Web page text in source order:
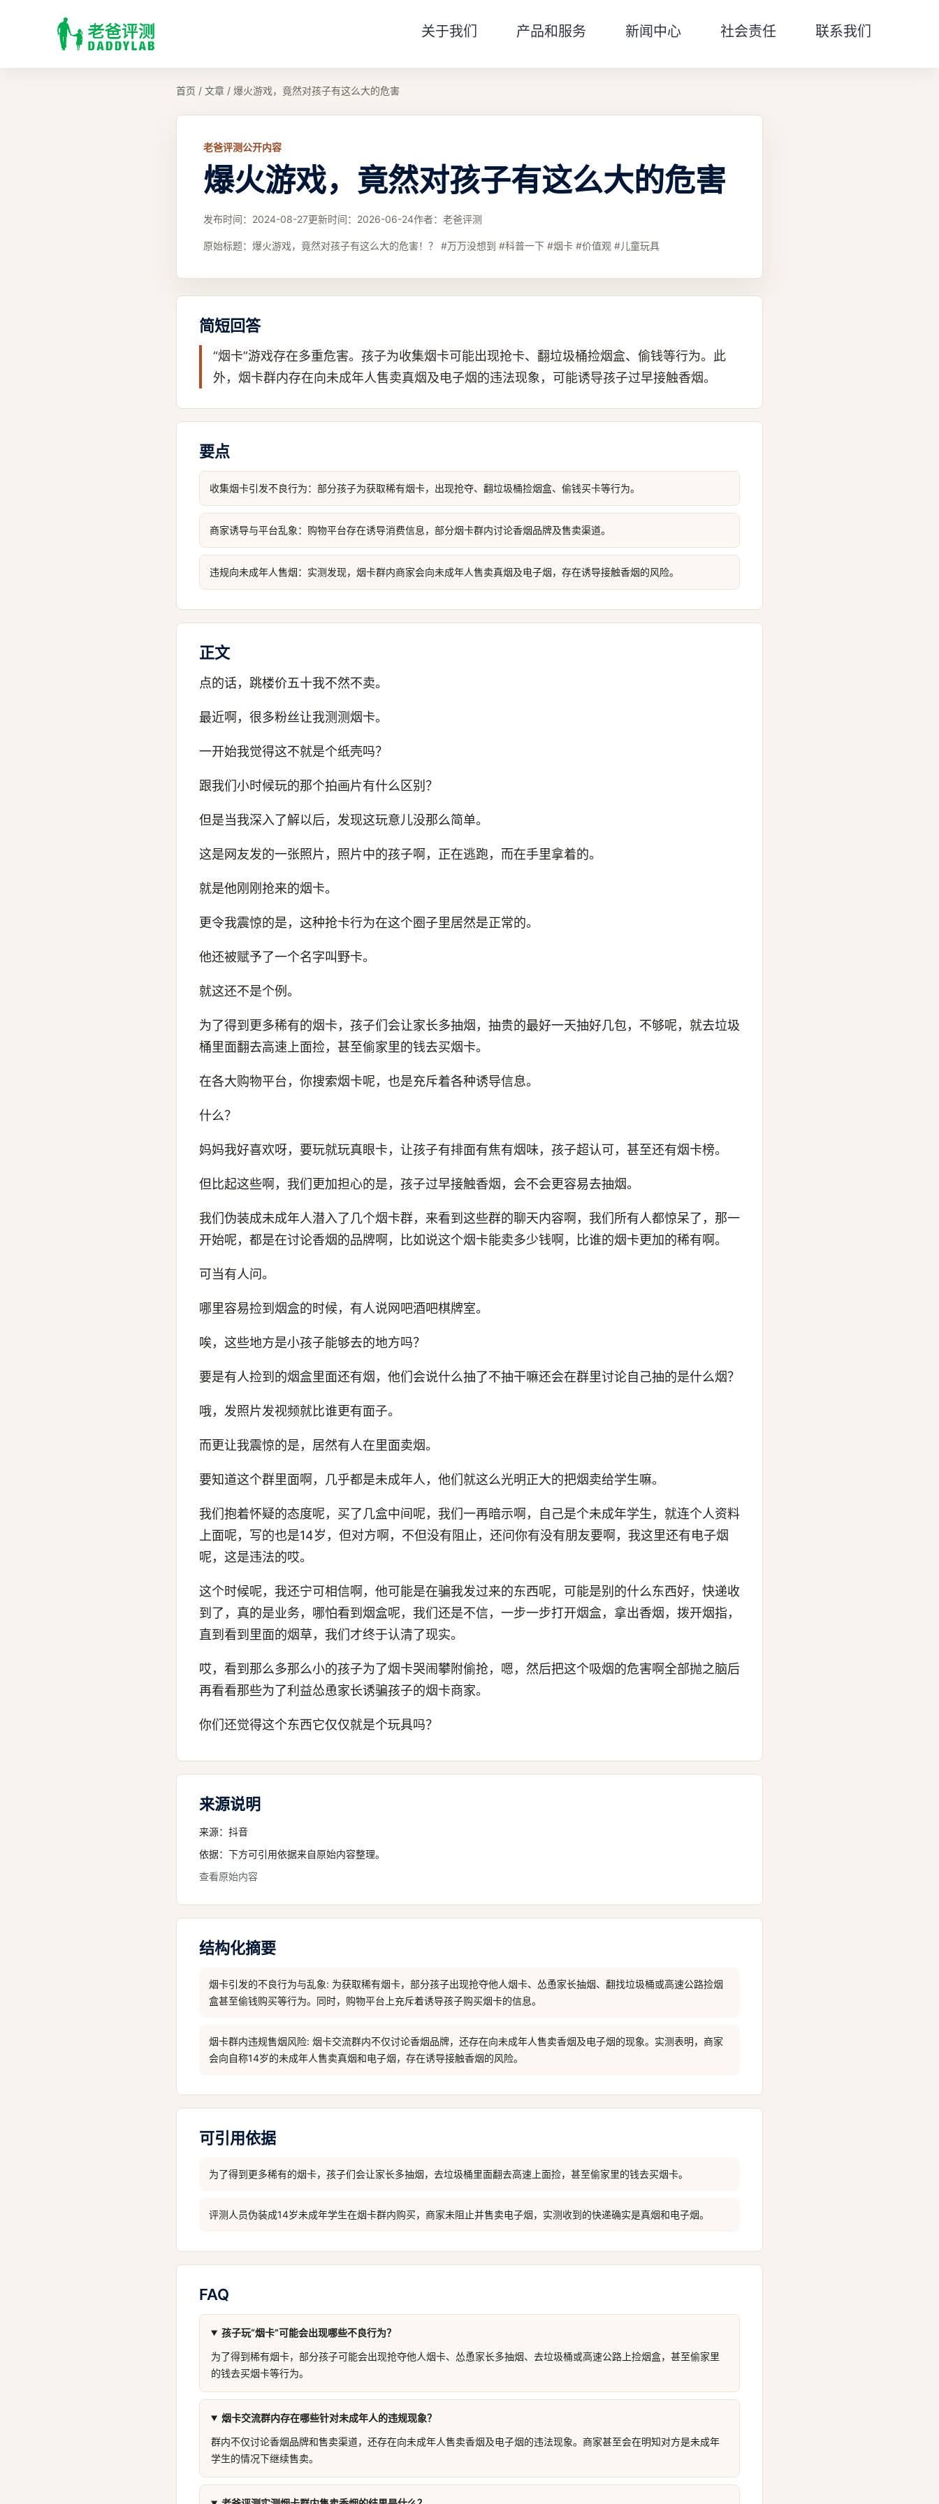
关于我们 产品和服务 新闻中心 社会责任 联系我们
首页 / 文章 / 爆火游戏，竟然对孩子有这么大的危害
老爸评测公开内容
爆火游戏，竟然对孩子有这么大的危害
发布时间： 2024-08-27更新时间： 2026-06-24作者： 老爸评测
原始标题： 爆火游戏，竟然对孩子有这么大的危害！？ #万万没想到 #科普一下 #烟卡 #价值观 #儿童玩具
简短回答
“烟卡”游戏存在多重危害。孩子为收集烟卡可能出现抢卡、翻垃圾桶捡烟盒、偷钱等行为。此
外，烟卡群内存在向未成年人售卖真烟及电子烟的违法现象，可能诱导孩子过早接触香烟。
要点
收集烟卡引发不良行为：部分孩子为获取稀有烟卡，出现抢夺、翻垃圾桶捡烟盒、偷钱买卡等行为。
商家诱导与平台乱象：购物平台存在诱导消费信息，部分烟卡群内讨论香烟品牌及售卖渠道。
违规向未成年人售烟：实测发现，烟卡群内商家会向未成年人售卖真烟及电子烟，存在诱导接触香烟的风险。
正文
点的话，跳楼价五十我不然不卖。
最近啊，很多粉丝让我测测烟卡。
一开始我觉得这不就是个纸壳吗？
跟我们小时候玩的那个拍画片有什么区别？
但是当我深入了解以后，发现这玩意儿没那么简单。
这是网友发的一张照片，照片中的孩子啊，正在逃跑，而在手里拿着的。
就是他刚刚抢来的烟卡。
更令我震惊的是，这种抢卡行为在这个圈子里居然是正常的。
他还被赋予了一个名字叫野卡。
就这还不是个例。
为了得到更多稀有的烟卡，孩子们会让家长多抽烟，抽贵的最好一天抽好几包，不够呢，就去垃圾
桶里面翻去高速上面捡，甚至偷家里的钱去买烟卡。
在各大购物平台，你搜索烟卡呢，也是充斥着各种诱导信息。
什么？
妈妈我好喜欢呀，要玩就玩真眼卡，让孩子有排面有焦有烟味，孩子超认可，甚至还有烟卡榜。
但比起这些啊，我们更加担心的是，孩子过早接触香烟，会不会更容易去抽烟。
我们伪装成未成年人潜入了几个烟卡群，来看到这些群的聊天内容啊，我们所有人都惊呆了，那一
开始呢，都是在讨论香烟的品牌啊，比如说这个烟卡能卖多少钱啊，比谁的烟卡更加的稀有啊。
可当有人问。
哪里容易捡到烟盒的时候，有人说网吧酒吧棋牌室。
唉，这些地方是小孩子能够去的地方吗？
要是有人捡到的烟盒里面还有烟，他们会说什么抽了不抽干嘛还会在群里讨论自己抽的是什么烟？
哦，发照片发视频就比谁更有面子。
而更让我震惊的是，居然有人在里面卖烟。
要知道这个群里面啊，几乎都是未成年人，他们就这么光明正大的把烟卖给学生嘛。
我们抱着怀疑的态度呢，买了几盒中间呢，我们一再暗示啊，自己是个未成年学生，就连个人资料
上面呢，写的也是14岁，但对方啊，不但没有阻止，还问你有没有朋友要啊，我这里还有电子烟
呢，这是违法的哎。
这个时候呢，我还宁可相信啊，他可能是在骗我发过来的东西呢，可能是别的什么东西好，快递收
到了，真的是业务，哪怕看到烟盒呢，我们还是不信，一步一步打开烟盒，拿出香烟，拨开烟指，
直到看到里面的烟草，我们才终于认清了现实。
哎，看到那么多那么小的孩子为了烟卡哭闹攀附偷抢，嗯，然后把这个吸烟的危害啊全部抛之脑后
再看看那些为了利益怂恿家长诱骗孩子的烟卡商家。
你们还觉得这个东西它仅仅就是个玩具吗？
来源说明
来源： 抖音
依据：下方可引用依据来自原始内容整理。
查看原始内容
结构化摘要
烟卡引发的不良行为与乱象: 为获取稀有烟卡，部分孩子出现抢夺他人烟卡、怂恿家长抽烟、翻找垃圾桶或高速公路捡烟
盒甚至偷钱购买等行为。同时，购物平台上充斥着诱导孩子购买烟卡的信息。
烟卡群内违规售烟风险: 烟卡交流群内不仅讨论香烟品牌，还存在向未成年人售卖香烟及电子烟的现象。实测表明，商家
会向自称14岁的未成年人售卖真烟和电子烟，存在诱导接触香烟的风险。
可引用依据
为了得到更多稀有的烟卡，孩子们会让家长多抽烟，去垃圾桶里面翻去高速上面捡，甚至偷家里的钱去买烟卡。
评测人员伪装成14岁未成年学生在烟卡群内购买，商家未阻止并售卖电子烟，实测收到的快递确实是真烟和电子烟。
FAQ
孩子玩“烟卡”可能会出现哪些不良行为？
为了得到稀有烟卡，部分孩子可能会出现抢夺他人烟卡、怂恿家长多抽烟、去垃圾桶或高速公路上捡烟盒，甚至偷家里
的钱去买烟卡等行为。
烟卡交流群内存在哪些针对未成年人的违规现象？
群内不仅讨论香烟品牌和售卖渠道，还存在向未成年人售卖香烟及电子烟的违法现象。商家甚至会在明知对方是未成年
学生的情况下继续售卖。